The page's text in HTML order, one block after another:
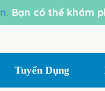
Tuyển Dụng
Bạn có thể khám